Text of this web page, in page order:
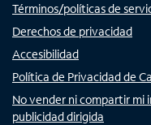
Términos/políticas de
Derechos de privacidad
Accesibilidad
Política de Privacidad de
No vender ni compartir mi
publicidad dirigida